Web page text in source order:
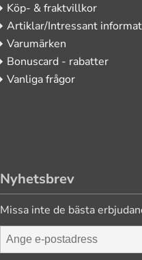
Köp- & fraktvillkor
Artiklar/Intressant
Varumärken
Bonuscard - rabatter
Vanliga frågor
Nyhetsbrev
Missa inte de bästa